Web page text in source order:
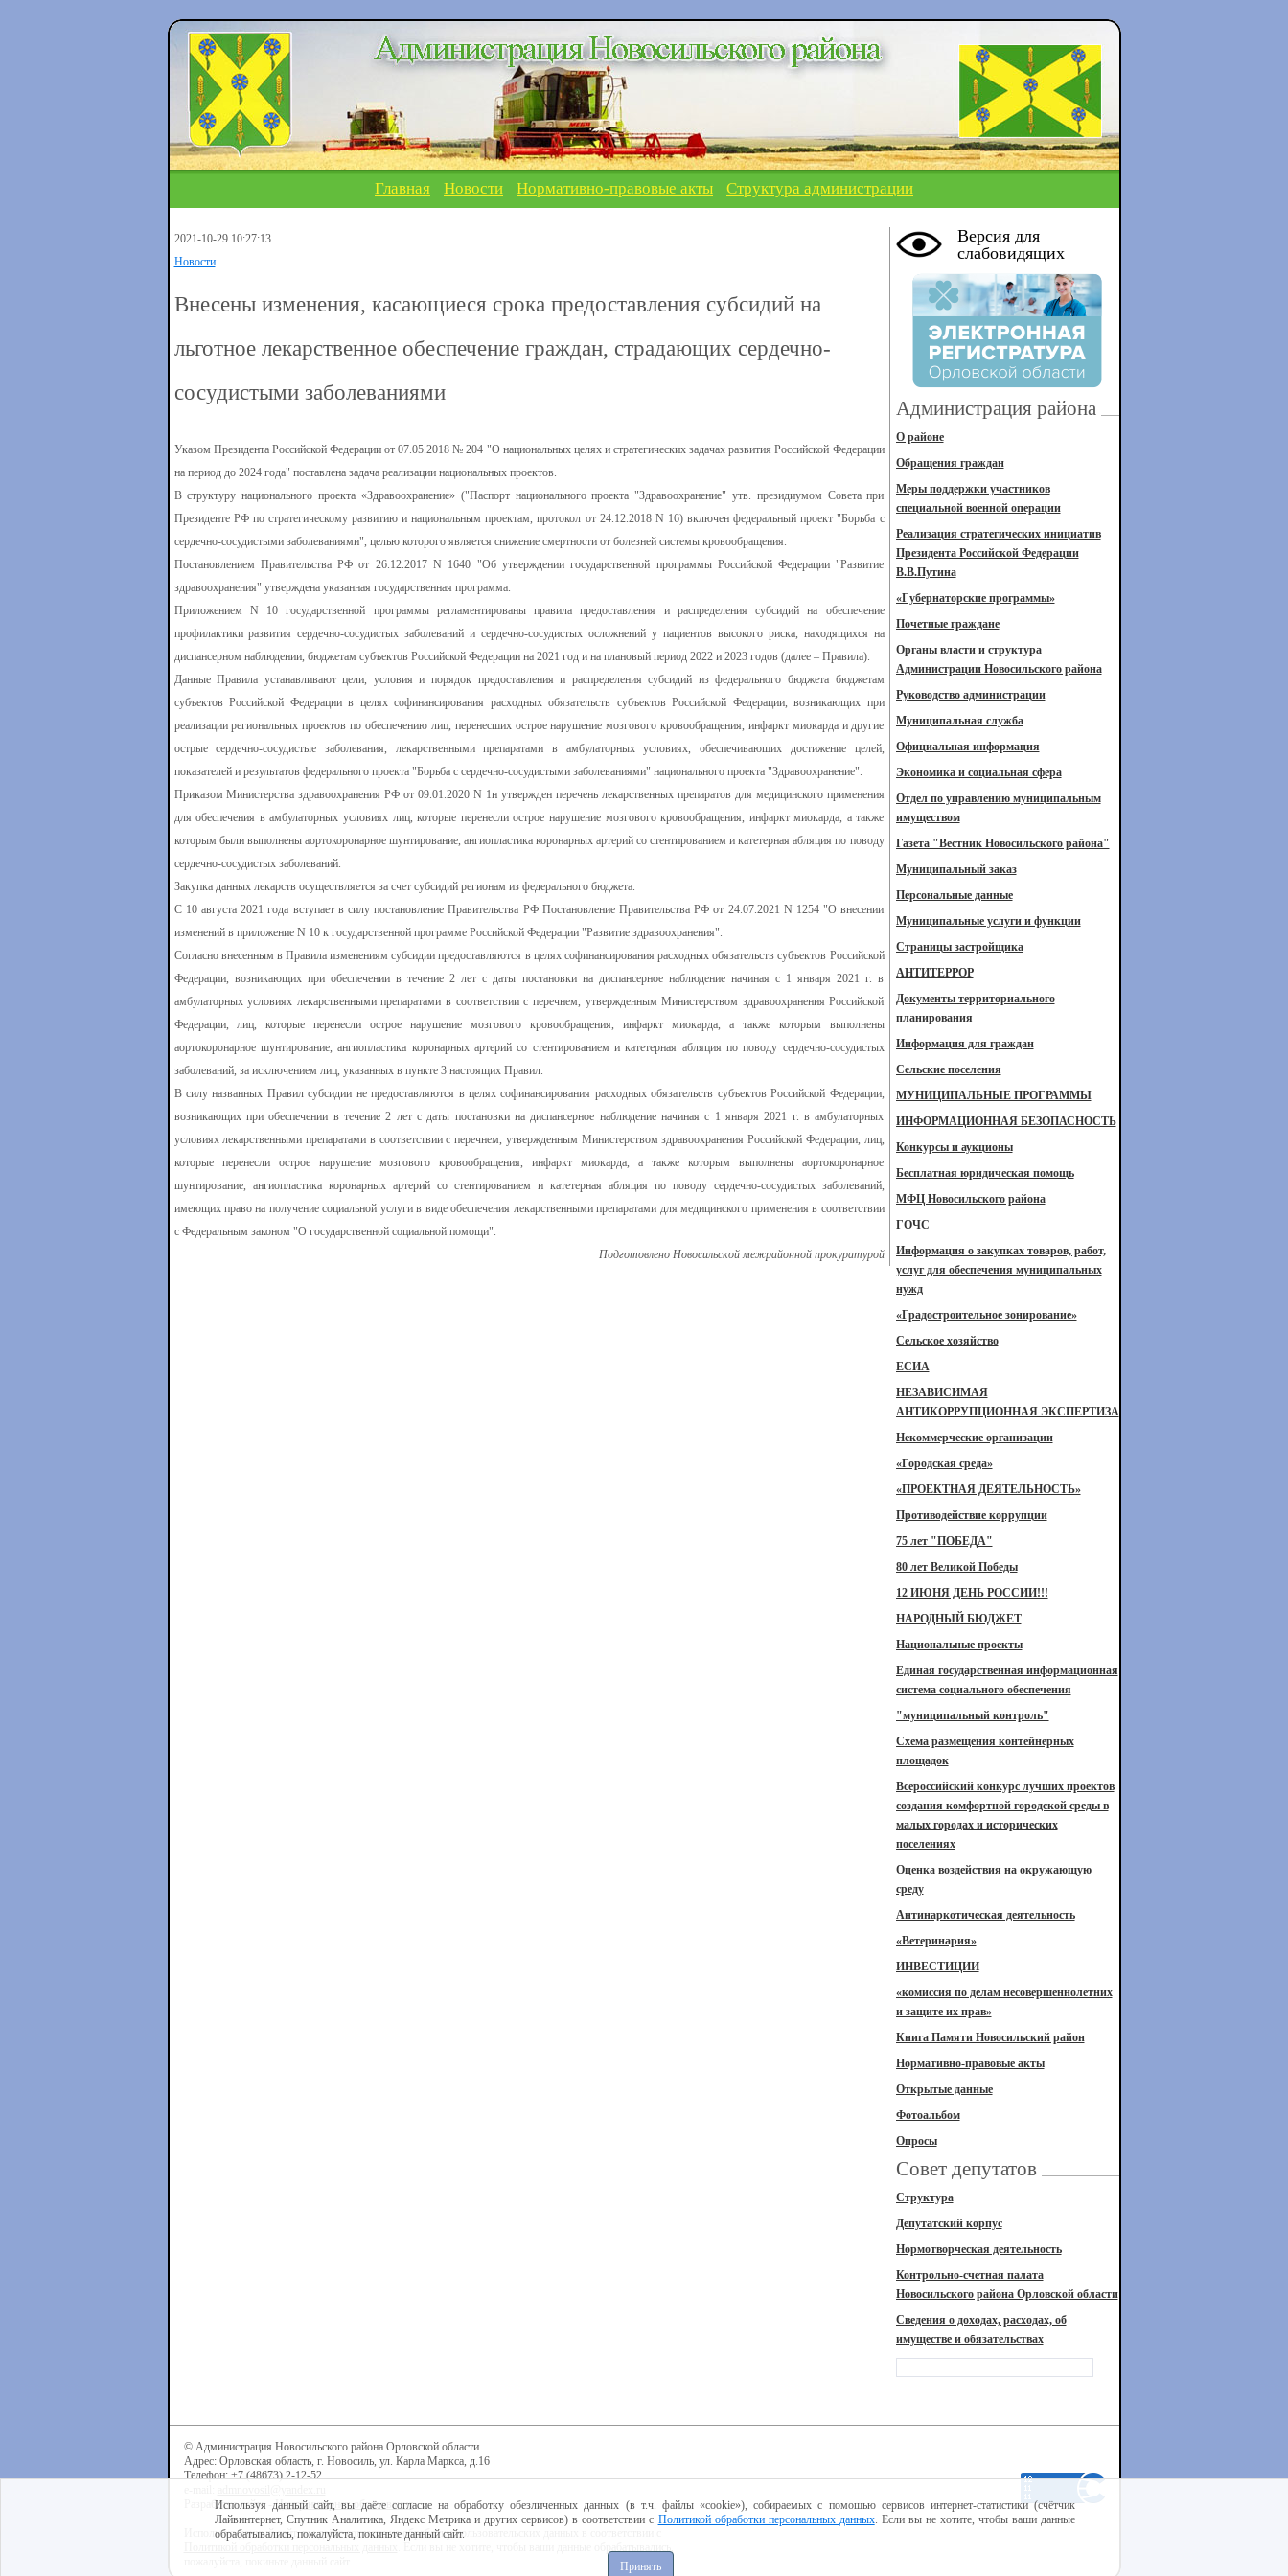
Главная Новости Нормативно-правовые акты Структура администрации
2021-10-29 10:27:13
Новости
Внесены изменения, касающиеся срока предоставления субсидий на
льготное лекарственное обеспечение граждан, страдающих сердечно-
сосудистыми заболеваниями
Указом Президента Российской Федерации от 07.05.2018 № 204 "О национальных целях и стратегических задачах развития Российской Федерации
на период до 2024 года" поставлена задача реализации национальных проектов.
В структуру национального проекта «Здравоохранение» ("Паспорт национального проекта "Здравоохранение" утв. президиумом Совета при
Президенте РФ по стратегическому развитию и национальным проектам, протокол от 24.12.2018 N 16) включен федеральный проект "Борьба с
сердечно-сосудистыми заболеваниями", целью которого является снижение смертности от болезней системы кровообращения.
Постановлением Правительства РФ от 26.12.2017 N 1640 "Об утверждении государственной программы Российской Федерации "Развитие
здравоохранения" утверждена указанная государственная программа.
Приложением N 10 государственной программы регламентированы правила предоставления и распределения субсидий на обеспечение
профилактики развития сердечно-сосудистых заболеваний и сердечно-сосудистых осложнений у пациентов высокого риска, находящихся на
диспансерном наблюдении, бюджетам субъектов Российской Федерации на 2021 год и на плановый период 2022 и 2023 годов (далее – Правила).
Данные Правила устанавливают цели, условия и порядок предоставления и распределения субсидий из федерального бюджета бюджетам
субъектов Российской Федерации в целях софинансирования расходных обязательств субъектов Российской Федерации, возникающих при
реализации региональных проектов по обеспечению лиц, перенесших острое нарушение мозгового кровообращения, инфаркт миокарда и другие
острые сердечно-сосудистые заболевания, лекарственными препаратами в амбулаторных условиях, обеспечивающих достижение целей,
показателей и результатов федерального проекта "Борьба с сердечно-сосудистыми заболеваниями" национального проекта "Здравоохранение".
Приказом Министерства здравоохранения РФ от 09.01.2020 N 1н утвержден перечень лекарственных препаратов для медицинского применения
для обеспечения в амбулаторных условиях лиц, которые перенесли острое нарушение мозгового кровообращения, инфаркт миокарда, а также
которым были выполнены аортокоронарное шунтирование, ангиопластика коронарных артерий со стентированием и катетерная абляция по поводу
сердечно-сосудистых заболеваний.
Закупка данных лекарств осуществляется за счет субсидий регионам из федерального бюджета.
С 10 августа 2021 года вступает в силу постановление Правительства РФ Постановление Правительства РФ от 24.07.2021 N 1254 "О внесении
изменений в приложение N 10 к государственной программе Российской Федерации "Развитие здравоохранения".
Согласно внесенным в Правила изменениям субсидии предоставляются в целях софинансирования расходных обязательств субъектов Российской
Федерации, возникающих при обеспечении в течение 2 лет с даты постановки на диспансерное наблюдение начиная с 1 января 2021 г. в
амбулаторных условиях лекарственными препаратами в соответствии с перечнем, утвержденным Министерством здравоохранения Российской
Федерации, лиц, которые перенесли острое нарушение мозгового кровообращения, инфаркт миокарда, а также которым выполнены
аортокоронарное шунтирование, ангиопластика коронарных артерий со стентированием и катетерная абляция по поводу сердечно-сосудистых
заболеваний, за исключением лиц, указанных в пункте 3 настоящих Правил.
В силу названных Правил субсидии не предоставляются в целях софинансирования расходных обязательств субъектов Российской Федерации,
возникающих при обеспечении в течение 2 лет с даты постановки на диспансерное наблюдение начиная с 1 января 2021 г. в амбулаторных
условиях лекарственными препаратами в соответствии с перечнем, утвержденным Министерством здравоохранения Российской Федерации, лиц,
которые перенесли острое нарушение мозгового кровообращения, инфаркт миокарда, а также которым выполнены аортокоронарное
шунтирование, ангиопластика коронарных артерий со стентированием и катетерная абляция по поводу сердечно-сосудистых заболеваний,
имеющих право на получение социальной услуги в виде обеспечения лекарственными препаратами для медицинского применения в соответствии
с Федеральным законом "О государственной социальной помощи".
Подготовлено Новосильской межрайонной прокуратурой
Версия для
слабовидящих
Администрация района
О районе
Обращения граждан
Меры поддержки участников
специальной военной операции
Реализация стратегических инициатив
Президента Российской Федерации
В.В.Путина
«Губернаторские программы»
Почетные граждане
Органы власти и структура
Администрации Новосильского района
Руководство администрации
Муниципальная служба
Официальная информация
Экономика и социальная сфера
Отдел по управлению муниципальным
имуществом
Газета "Вестник Новосильского района"
Муниципальный заказ
Персональные данные
Муниципальные услуги и функции
Страницы застройщика
АНТИТЕРРОР
Документы территориального
планирования
Информация для граждан
Сельские поселения
МУНИЦИПАЛЬНЫЕ ПРОГРАММЫ
ИНФОРМАЦИОННАЯ БЕЗОПАСНОСТЬ
Конкурсы и аукционы
Бесплатная юридическая помощь
МФЦ Новосильского района
ГОЧС
Информация о закупках товаров, работ,
услуг для обеспечения муниципальных
нужд
«Градостроительное зонирование»
Сельское хозяйство
ЕСИА
НЕЗАВИСИМАЯ
АНТИКОРРУПЦИОННАЯ ЭКСПЕРТИЗА
Некоммерческие организации
«Городская среда»
«ПРОЕКТНАЯ ДЕЯТЕЛЬНОСТЬ»
Противодействие коррупции
75 лет "ПОБЕДА"
80 лет Великой Победы
12 ИЮНЯ ДЕНЬ РОССИИ!!!
НАРОДНЫЙ БЮДЖЕТ
Национальные проекты
Единая государственная информационная
система социального обеспечения
"муниципальный контроль"
Схема размещения контейнерных
площадок
Всероссийский конкурс лучших проектов
создания комфортной городской среды в
малых городах и исторических
поселениях
Оценка воздействия на окружающую
среду
Антинаркотическая деятельность
«Ветеринария»
ИНВЕСТИЦИИ
«комиссия по делам несовершеннолетних
и защите их прав»
Книга Памяти Новосильский район
Нормативно-правовые акты
Открытые данные
Фотоальбом
Опросы
Совет депутатов
Структура
Депутатский корпус
Нормотворческая деятельность
Контрольно-счетная палата
Новосильского района Орловской области
Сведения о доходах, расходах, об
имуществе и обязательствах
© Администрация Новосильского района Орловской области
Адрес: Орловская область, г. Новосиль, ул. Карла Маркса, д.16
Телефон: +7 (48673) 2-12-52
Разработка сайта -Центр интернет-образования
Используя данный сайт, вы даёте согласие на обработку пользовательских данных в соответствии с
Используя данный сайт, вы даёте согласие на обработку обезличенных данных (в т.ч. файлы «cookie»), собираемых с помощью сервисов интернет-статистики (счётчик
Лайвинтернет, Спутник Аналитика, Яндекс Метрика и других сервисов) в соответствии с Политикой обработки персональных данных. Если вы не хотите, чтобы ваши данные
обрабатывались, пожалуйста, покиньте данный сайт.
Принять